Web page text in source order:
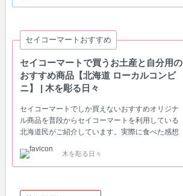
セイコーマートおすすめ
セイコーマートで買うお土産と自分用の
おすすめ商品【北海道 ローカルコンビ
ニ】 | 木を彫る日々
セイコーマートでしか買えないおすすめオリジナ
ル商品を普段からセイコーマートを利用している
北海道民がご紹介しています。実際に食べた感想
木を彫る日々